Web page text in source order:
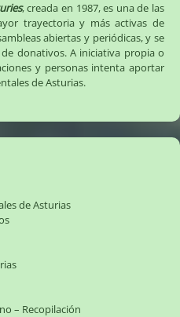
, creada en 1987, es una de las
trayectoria y más activas de
abiertas y periódicas, y se
donativos. A iniciativa propia o
y personas intenta aportar
de Asturias.
de Asturias
– Recopilación